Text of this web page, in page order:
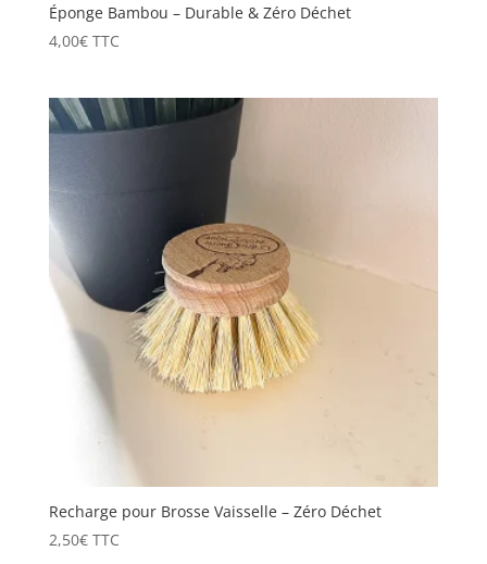
Éponge Bambou – Durable & Zéro Déchet
4,00€ TTC
Recharge pour Brosse Vaisselle – Zéro Déchet
2,50€ TTC